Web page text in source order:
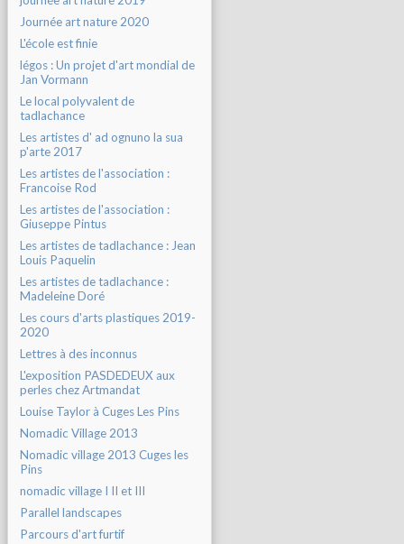
Journée art nature 2020
L'école est finie
légos : Un projet d'art mondial de
Jan Vormann
Le local polyvalent de
tadlachance
Les artistes d' ad ognuno la sua
p'arte 2017
Les artistes de l'association :
Francoise Rod
Les artistes de l'association :
Giuseppe Pintus
Les artistes de tadlachance : Jean
Louis Paquelin
Les artistes de tadlachance :
Madeleine Doré
Les cours d'arts plastiques 2019-
2020
Lettres à des inconnus
L'exposition PASDEDEUX aux
perles chez Artmandat
Louise Taylor à Cuges Les Pins
Nomadic Village 2013
Nomadic village 2013 Cuges les
Pins
nomadic village I II et III
Parallel landscapes
Parcours d'art furtif